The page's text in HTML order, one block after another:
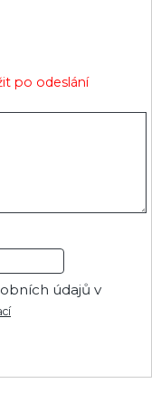
po odeslání
údajů v